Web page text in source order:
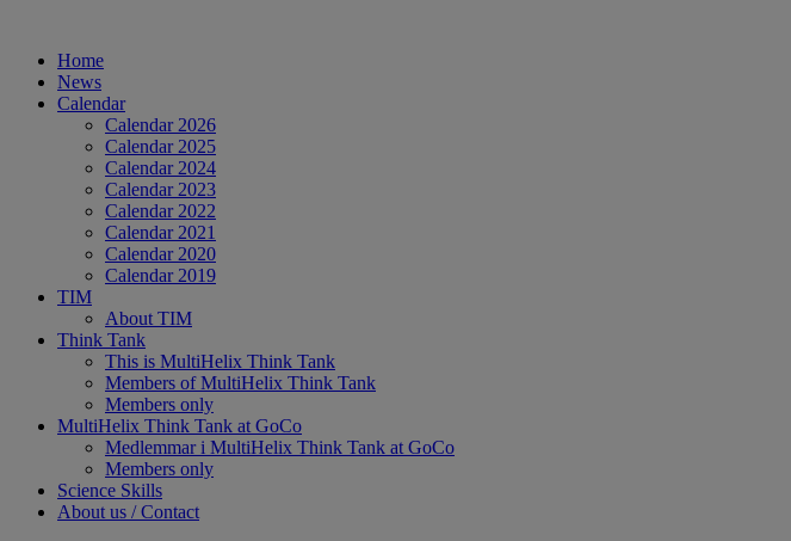
innehållHome
News
Calendar
Calendar 2026
Calendar 2025
Calendar 2024
Calendar 2023
Calendar 2022
Calendar 2021
Calendar 2020
Calendar 2019
TIM
About TIM
Think Tank
This is MultiHelix Think Tank
Members of MultiHelix Think Tank
Members only
MultiHelix Think Tank at GoCo
Medlemmar i MultiHelix Think Tank at GoCo
Members only
Science Skills
About us / Contact